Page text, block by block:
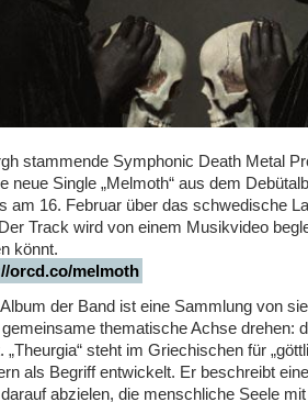
stammende Symphonic Death Metal
neue Single „Melmoth“ aus dem
am 16. Februar über das schwedische
Track wird von einem Musikvideo
könnt.
orcd.co/melmoth
der Band ist eine Sammlung von
thematische Achse drehen:
„Theurgia“ steht im Griechischen für
als Begriff entwickelt. Er beschreibt
abzielen, die menschliche Seele